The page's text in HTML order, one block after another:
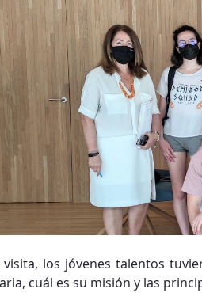
visita, los jóvenes talentos
cuál es su misión y las